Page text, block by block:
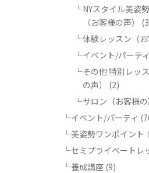
NYスタイル美姿
（お客様の声）
体験レッスン（お
イベント/パーティ
その他 特別レッ
の声）
(2)
サロン（お客様の
イベント/パーティ
美姿勢ワンポイント
セミプライベートレ
養成講座 (9)